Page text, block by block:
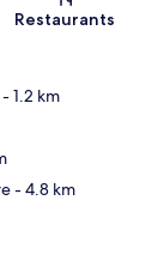
Restaurants
- 1.2 km
- 4.8 km